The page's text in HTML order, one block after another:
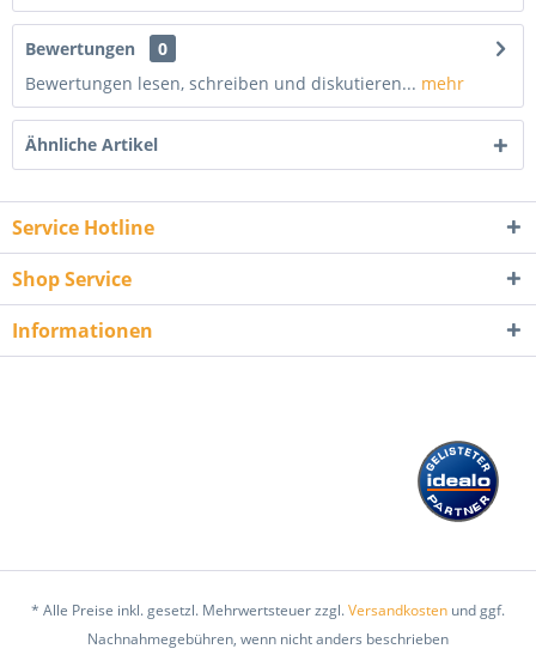
Bewertungen
0
Bewertungen lesen, schreiben und diskutieren... mehr
Ähnliche Artikel
Service Hotline
Shop Service
Informationen
* Alle Preise inkl. gesetzl. Mehrwertsteuer zzgl.Versandkosten und ggf.
Nachnahmegebühren, wenn nicht anders beschrieben